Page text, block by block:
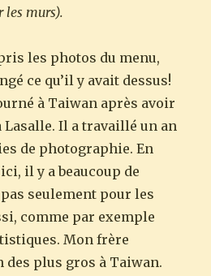
les murs).
les photos du menu,
ce qu’il y avait dessus!
à Taiwan après avoir
Lasalle. Il a travaillé un an
de photographie. En
il y a beaucoup de
seulement pour les
comme par exemple
Mon frère
plus gros à Taiwan.